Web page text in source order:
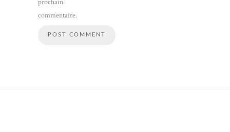
prochain
commentaire.